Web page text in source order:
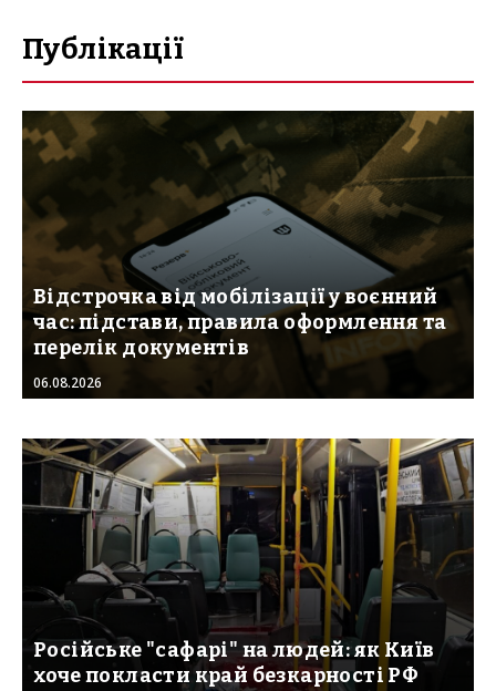
Публікації
Відстрочка від мобілізації у воєнний
час: підстави, правила оформлення та
перелік документів
06.08.2026
Російське "сафарі" на людей: як Київ
хоче покласти край безкарності РФ